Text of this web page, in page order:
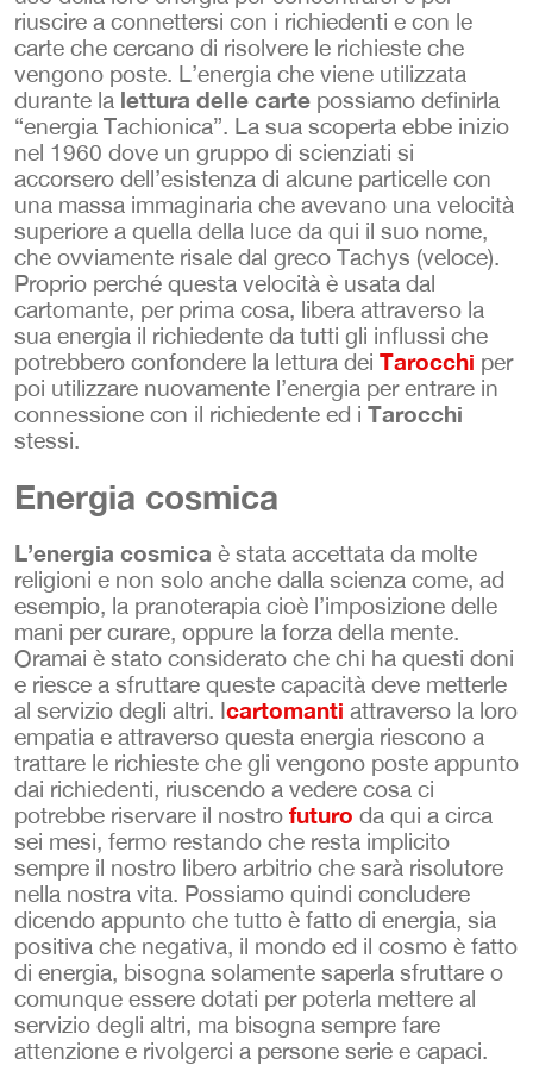
riuscire a connettersi con i richiedenti e con le
carte che cercano di risolvere le richieste che
vengono poste. L’energia che viene utilizzata
durante la lettura delle carte possiamo definirla
“energia Tachionica”. La sua scoperta ebbe inizio
nel 1960 dove un gruppo di scienziati si
accorsero dell’esistenza di alcune particelle con
una massa immaginaria che avevano una velocità
superiore a quella della luce da qui il suo nome,
che ovviamente risale dal greco Tachys (veloce).
Proprio perché questa velocità è usata dal
cartomante, per prima cosa, libera attraverso la
sua energia il richiedente da tutti gli influssi che
potrebbero confondere la lettura dei Tarocchi per
poi utilizzare nuovamente l’energia per entrare in
connessione con il richiedente ed i Tarocchi
stessi.
Energia cosmica
L’energia cosmica è stata accettata da molte
religioni e non solo anche dalla scienza come, ad
esempio, la pranoterapia cioè l’imposizione delle
mani per curare, oppure la forza della mente.
Oramai è stato considerato che chi ha questi doni
e riesce a sfruttare queste capacità deve metterle
al servizio degli altri. Icartomanti attraverso la loro
empatia e attraverso questa energia riescono a
trattare le richieste che gli vengono poste appunto
dai richiedenti, riuscendo a vedere cosa ci
potrebbe riservare il nostro futuro da qui a circa
sei mesi, fermo restando che resta implicito
sempre il nostro libero arbitrio che sarà risolutore
nella nostra vita. Possiamo quindi concludere
dicendo appunto che tutto è fatto di energia, sia
positiva che negativa, il mondo ed il cosmo è fatto
di energia, bisogna solamente saperla sfruttare o
comunque essere dotati per poterla mettere al
servizio degli altri, ma bisogna sempre fare
attenzione e rivolgerci a persone serie e capaci.